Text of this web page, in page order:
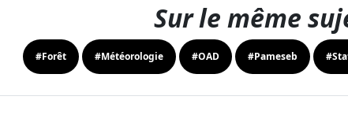
Sur le même
#Forêt #Météorologie #OAD #Pameseb